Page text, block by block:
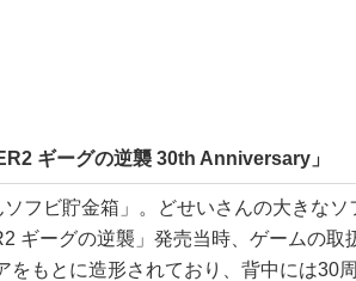
ギーグの逆襲 30th Anniversary」
フビ貯金箱」。どせいさんの大きなソ
ギーグの逆襲」発売当時、ゲームの取
をもとに造形されており、背中には30